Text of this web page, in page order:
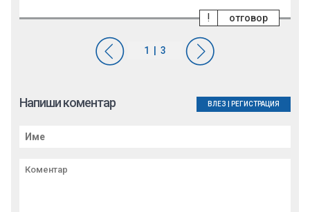
отговор
!
Напиши коментар ВЛЕЗ РЕГИСТРАЦИЯ